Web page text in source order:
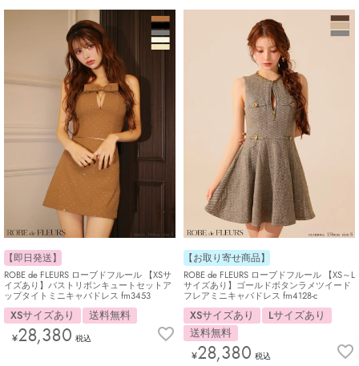
【即日発送】
ROBE de FLEURS ローブドフルール 【XSサ
イズあり】バストリボンキュートセットア
ップタイトミニキャバドレス fm3453
XSサイズあり 送料無料
¥28,380 税込
【お取り寄せ商品】
ROBE de FLEURS ローブドフルール 【XS～L
サイズあり】ゴールドボタンラメツイード
フレアミニキャバドレス fm4128-c
XSサイズあり
Lサイズあり
送料無料
¥28,380 税込